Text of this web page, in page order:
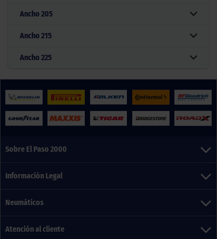
Ancho 205
Ancho 215
Ancho 225
Sobre El Paso 2000
Información Legal
Neumáticos
Atención al cliente